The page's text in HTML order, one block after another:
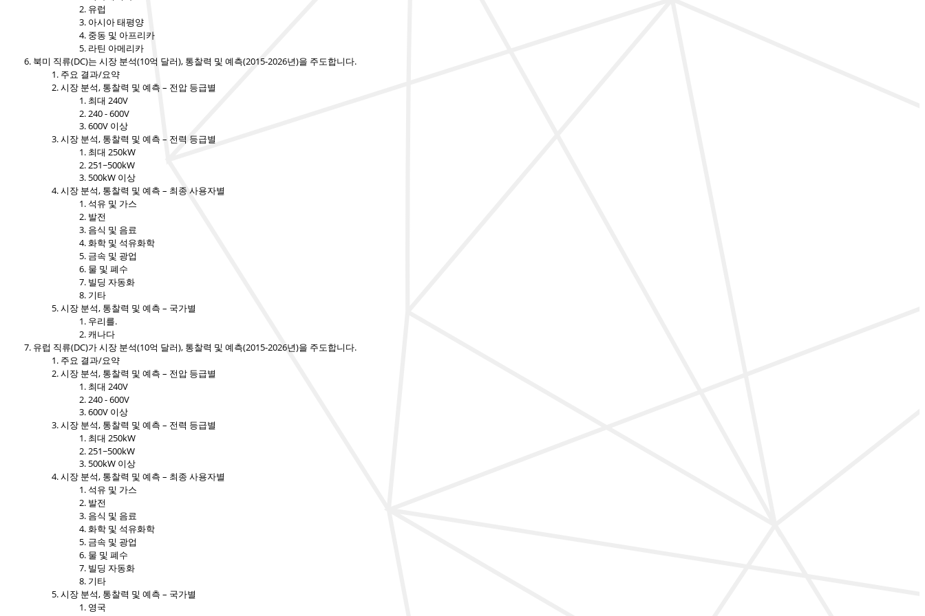
유럽
아시아 태평양
중동 및 아프리카
라틴 아메리카
북미 직류(DC)는 시장 분석(10억 달러), 통찰력 및 예측(2015-2026년)을 주도합니다.
주요 결과/요약
시장 분석, 통찰력 및 예측 – 전압 등급별
최대 240V
240 - 600V
600V 이상
시장 분석, 통찰력 및 예측 – 전력 등급별
최대 250kW
251~500kW
500kW 이상
시장 분석, 통찰력 및 예측 – 최종 사용자별
석유 및 가스
발전
음식 및 음료
화학 및 석유화학
금속 및 광업
물 및 폐수
빌딩 자동화
기타
시장 분석, 통찰력 및 예측 – 국가별
우리를.
캐나다
유럽 ​​직류(DC)가 시장 분석(10억 달러), 통찰력 및 예측(2015-2026년)을 주도합니다.
주요 결과/요약
시장 분석, 통찰력 및 예측 – 전압 등급별
최대 240V
240 - 600V
600V 이상
시장 분석, 통찰력 및 예측 – 전력 등급별
최대 250kW
251~500kW
500kW 이상
시장 분석, 통찰력 및 예측 – 최종 사용자별
석유 및 가스
발전
음식 및 음료
화학 및 석유화학
금속 및 광업
물 및 폐수
빌딩 자동화
기타
시장 분석, 통찰력 및 예측 – 국가별
영국